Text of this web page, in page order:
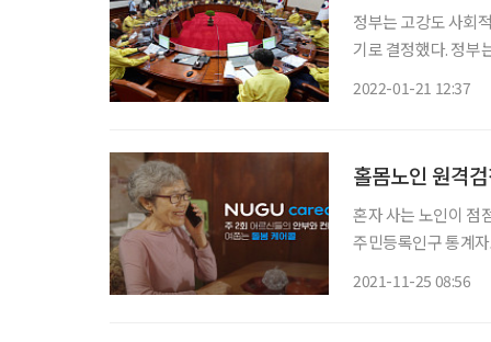
정부는 고강도 사회
기로 결정했다. 정부
2022-01-21 12:37
홀몸노인 원격
혼자 사는 노인이 점
주민등록인구 통계
2021-11-25 08:56